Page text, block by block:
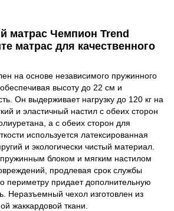
матрас Чемпион Trend
матрас для качественного
на основе независимого пружинного
высоту до 22 см и
Он выдерживает нагрузку до 120 кг на
и эластичный настил с обеих сторон
а с обеих сторон для
используется латексированная
и экологически чистый материал.
блоком и мягким настилом
продлевая срок службы
периметру придает дополнительную
Неразъемный чехол изготовлен из
жаккардовой ткани.